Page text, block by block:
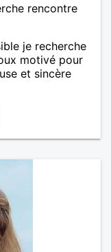
rencontre
je recherche
motivé pour
et sincère